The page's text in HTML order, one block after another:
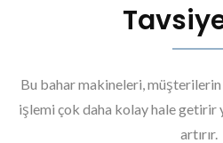
Bu bahar makineleri, müşterilerin
işlemi çok daha kolay hale getirir
artırır.